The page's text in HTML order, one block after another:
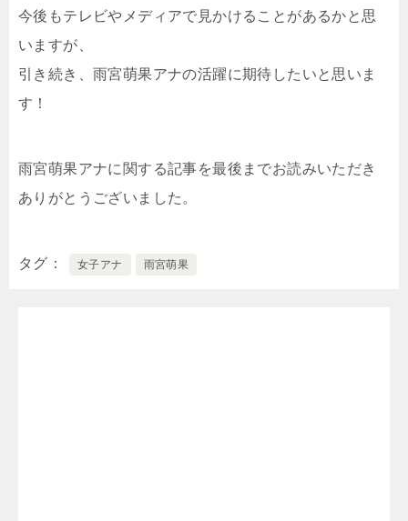
今後もテレビやメディアで見かけることがあるかと思
いますが、
引き続き、雨宮萌果アナの活躍に期待したいと思いま
す！
雨宮萌果アナに関する記事を最後までお読みいただき
ありがとうございました。
タグ 女子アナ 雨宮萌果